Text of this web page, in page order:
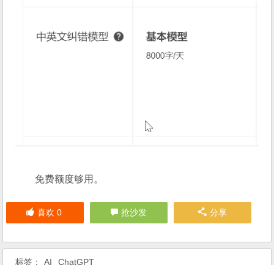
免费额度够用。
喜欢 0 抢沙发 分享
标签： AI ChatGPT